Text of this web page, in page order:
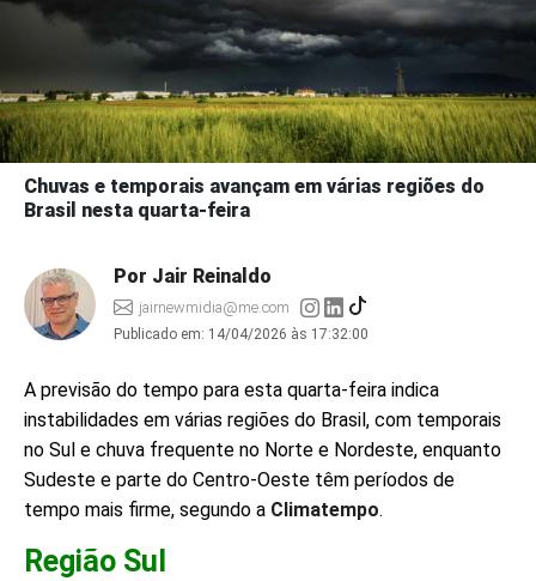
Chuvas e temporais avançam em várias regiões do
Brasil nesta quarta-feira
Por Jair Reinaldo
jairnewmidia@me.com
Publicado em: 14/04/2026 às 17:32:00
A previsão do tempo para esta quarta-feira indica
instabilidades em várias regiões do Brasil, com temporais
no Sul e chuva frequente no Norte e Nordeste, enquanto
Sudeste e parte do Centro-Oeste têm períodos de
tempo mais firme, segundo a Climatempo.
Região Sul